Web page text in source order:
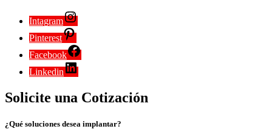
Intagram
Pinterest
Facebook
Linkedin
Solicite una Cotización
¿Qué soluciones desea implantar?